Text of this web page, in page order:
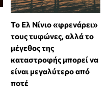
Το Ελ Νίνιο «φρενάρει»
τους τυφώνες, αλλά το
μέγεθος της
καταστροφής μπορεί να
είναι μεγαλύτερο από
ποτέ